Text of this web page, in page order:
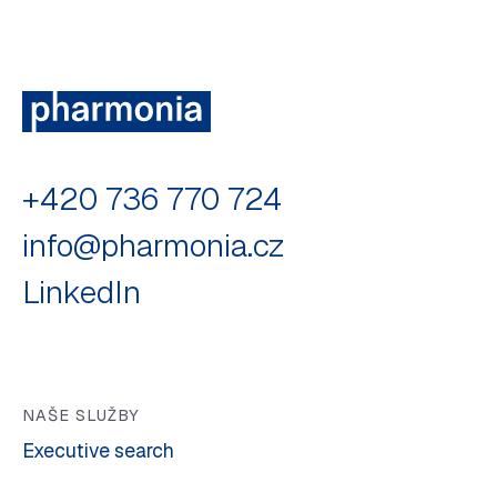
+420 736 770 724
info@pharmonia.cz
LinkedIn
NAŠE SLUŽBY
Executive search